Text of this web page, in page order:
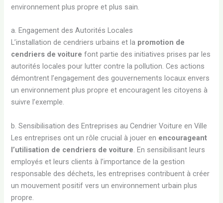
environnement plus propre et plus sain.
a. Engagement des Autorités Locales
L’installation de cendriers urbains et la promotion de
cendriers de voiture font partie des initiatives prises par les
autorités locales pour lutter contre la pollution. Ces actions
démontrent l’engagement des gouvernements locaux envers
un environnement plus propre et encouragent les citoyens à
suivre l’exemple.
b. Sensibilisation des Entreprises au Cendrier Voiture en Ville
Les entreprises ont un rôle crucial à jouer en encourageant
l’utilisation de cendriers de voiture. En sensibilisant leurs
employés et leurs clients à l’importance de la gestion
responsable des déchets, les entreprises contribuent à créer
un mouvement positif vers un environnement urbain plus
propre.